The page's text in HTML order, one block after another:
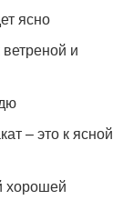
ясно
и
– это к ясной
хорошей